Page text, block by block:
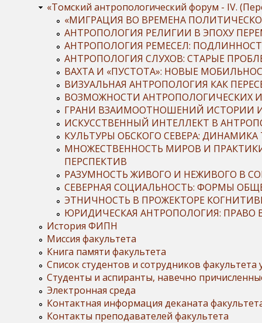
«Томский антропологический форум - IV.
«МИГРАЦИЯ ВО ВРЕМЕНА
АНТРОПОЛОГИЯ РЕЛИГИИ В ЭПОХУ
АНТРОПОЛОГИЯ РЕМЕСЕЛ:
АНТРОПОЛОГИЯ СЛУХОВ: СТАРЫЕ
ВАХТА И «ПУСТОТА»: НОВЫЕ
ВИЗУАЛЬНАЯ АНТРОПОЛОГИЯ КАК
ВОЗМОЖНОСТИ АНТРОПОЛОГИЧЕСКИХ
ГРАНИ ВЗАИМООТНОШЕНИЙ ИСТОРИИ
ИСКУССТВЕННЫЙ ИНТЕЛЛЕКТ В
КУЛЬТУРЫ ОБСКОГО СЕВЕРА:
МНОЖЕСТВЕННОСТЬ МИРОВ И
ПЕРСПЕКТИВ
РАЗУМНОСТЬ ЖИВОГО И НЕЖИВОГО В
СЕВЕРНАЯ СОЦИАЛЬНОСТЬ: ФОРМЫ
ЭТНИЧНОСТЬ В ПРОЖЕКТОРЕ
ЮРИДИЧЕСКАЯ АНТРОПОЛОГИЯ: ПРАВО
История ФИПН
Миссия факультета
Книга памяти факультета
Список студентов и сотрудников
Студенты и аспиранты, навечно
Электронная среда
Контактная информация деканата
Контакты преподавателей факультета